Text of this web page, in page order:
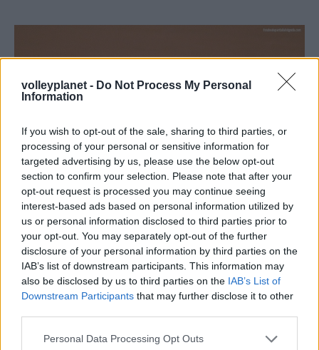
volleyplanet - Do Not Process My Personal
Information
If you wish to opt-out of the sale, sharing to third parties, or
processing of your personal or sensitive information for
targeted advertising by us, please use the below opt-out
section to confirm your selection. Please note that after your
opt-out request is processed you may continue seeing
interest-based ads based on personal information utilized by
us or personal information disclosed to third parties prior to
your opt-out. You may separately opt-out of the further
disclosure of your personal information by third parties on the
IAB’s list of downstream participants. This information may
also be disclosed by us to third parties on the IAB’s List of
Downstream Participants that may further disclose it to other
Please note that this website/app uses one or more Google
Personal Data Processing Opt Outs
10/10/2017
Το πρόγραμμα των υποομίλων της Α2 Ανδρών
Οριστικοποιήθηκε το πρόγραμμα των αγώνων της Α2
Ανδρών 2017-2018.